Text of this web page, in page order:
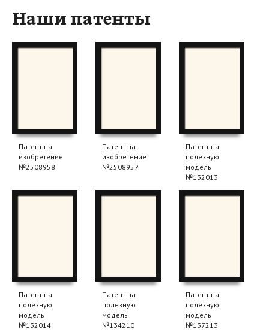
Наши патенты
Патент на
изобретение
№2508958
Патент на
изобретение
№2508957
Патент на
полезную
модель
№132013
Патент на
полезную
модель
№132014
Патент на
полезную
модель
№134210
Патент на
полезную
модель
№137213